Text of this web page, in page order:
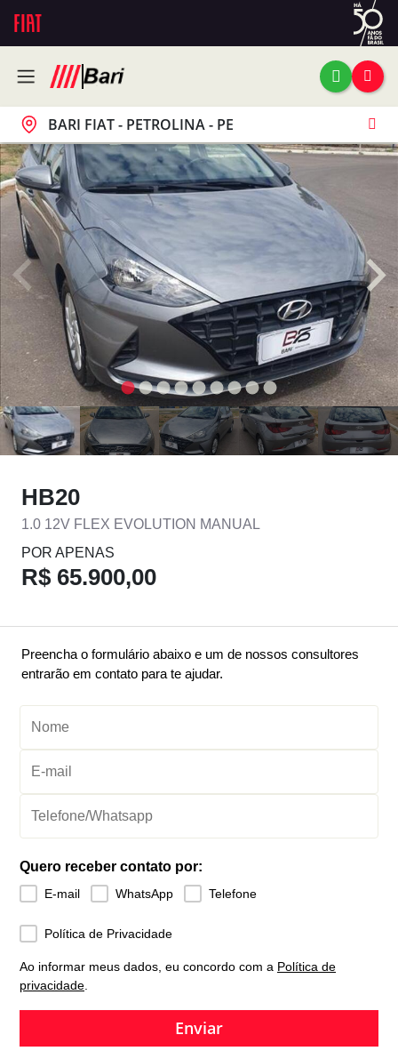
BARI FIAT - PETROLINA - PE
HB20
1.0 12V FLEX EVOLUTION MANUAL
POR APENAS
R$ 65.900,00
Preencha o formulário abaixo e um de nossos consultores
entrarão em contato para te ajudar.
Quero receber contato por:
E-mail WhatsApp Telefone
Política de Privacidade
Ao informar meus dados, eu concordo com a Política de
privacidade.
Enviar